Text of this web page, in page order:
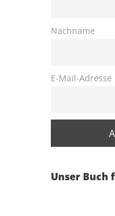
Nachname
E-Mail-Adresse
Unser Buch